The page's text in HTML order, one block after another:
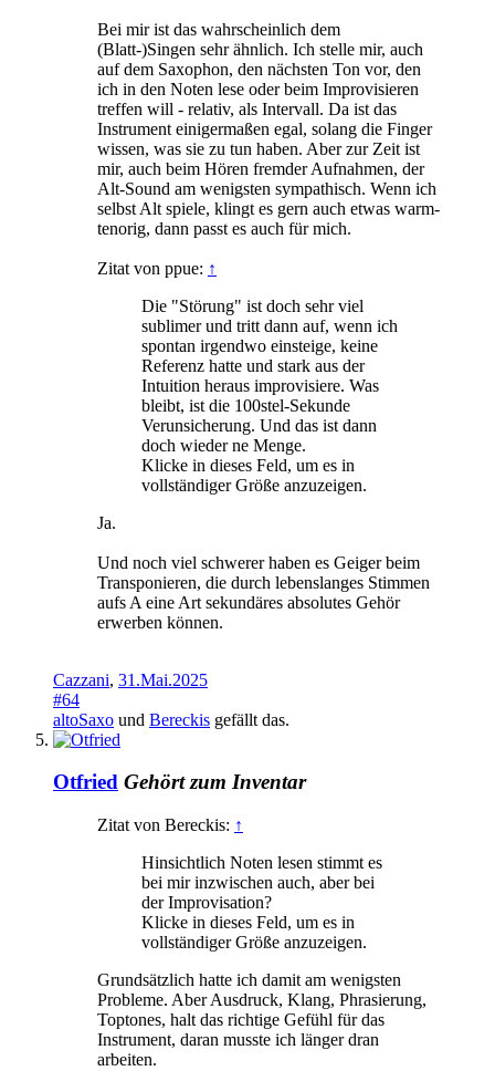
Bei mir ist das wahrscheinlich dem
(Blatt-)Singen sehr ähnlich. Ich stelle mir, auch
auf dem Saxophon, den nächsten Ton vor, den
ich in den Noten lese oder beim Improvisieren
treffen will - relativ, als Intervall. Da ist das
Instrument einigermaßen egal, solang die Finger
wissen, was sie zu tun haben. Aber zur Zeit ist
mir, auch beim Hören fremder Aufnahmen, der
Alt-Sound am wenigsten sympathisch. Wenn ich
selbst Alt spiele, klingt es gern auch etwas warm-
tenorig, dann passt es auch für mich.
Zitat von ppue: ↑
Die "Störung" ist doch sehr viel
sublimer und tritt dann auf, wenn ich
spontan irgendwo einsteige, keine
Referenz hatte und stark aus der
Intuition heraus improvisiere. Was
bleibt, ist die 100stel-Sekunde
Verunsicherung. Und das ist dann
doch wieder ne Menge.
Klicke in dieses Feld, um es in
vollständiger Größe anzuzeigen.
Ja.
Und noch viel schwerer haben es Geiger beim
Transponieren, die durch lebenslanges Stimmen
aufs A eine Art sekundäres absolutes Gehör
erwerben können.
Cazzani, 31.Mai.2025
#64
altoSaxo und Bereckis gefällt das.
Otfried Gehört zum Inventar
Zitat von Bereckis: ↑
Hinsichtlich Noten lesen stimmt es
bei mir inzwischen auch, aber bei
der Improvisation?
Klicke in dieses Feld, um es in
vollständiger Größe anzuzeigen.
Grundsätzlich hatte ich damit am wenigsten
Probleme. Aber Ausdruck, Klang, Phrasierung,
Toptones, halt das richtige Gefühl für das
Instrument, daran musste ich länger dran
arbeiten.